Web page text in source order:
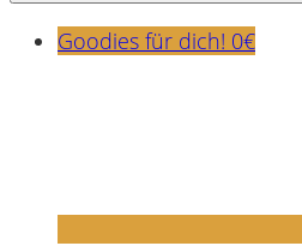
Goodies für dich! 0€